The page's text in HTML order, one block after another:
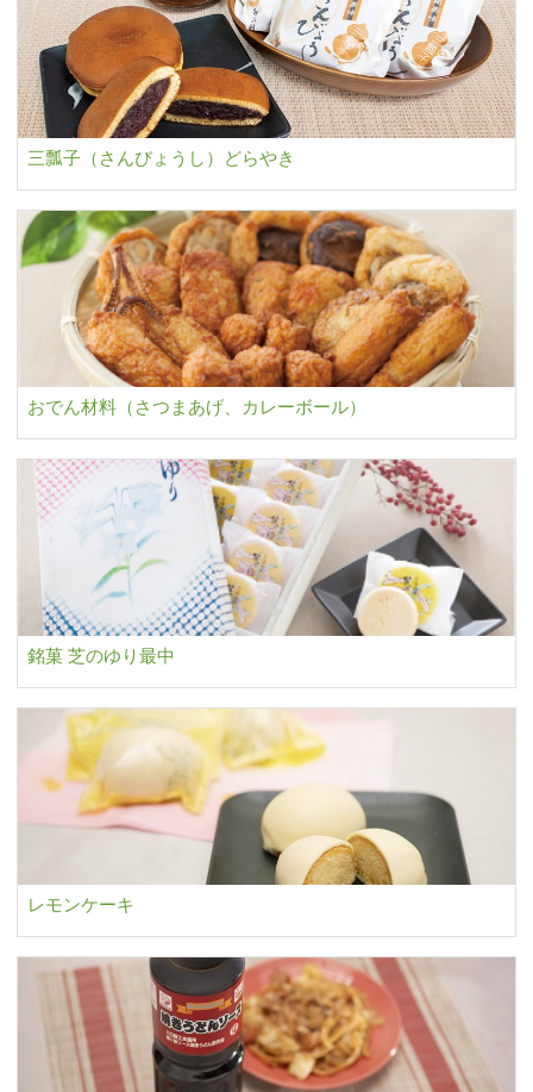
三瓢子（さんびょうし）どらやき
おでん材料（さつまあげ、カレーボール）
銘菓 芝のゆり最中
レモンケーキ